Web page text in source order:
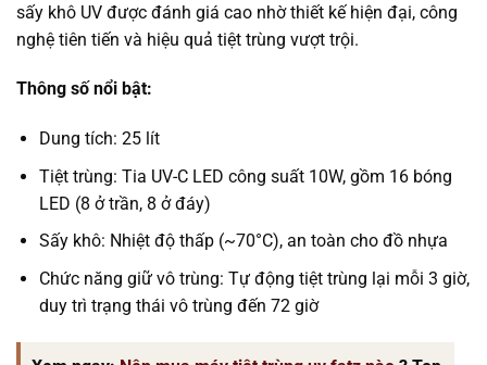
sấy khô UV được đánh giá cao nhờ thiết kế hiện đại, công
nghệ tiên tiến và hiệu quả tiệt trùng vượt trội.
Thông số nổi bật:
Dung tích: 25 lít
Tiệt trùng: Tia UV-C LED công suất 10W, gồm 16 bóng
LED (8 ở trần, 8 ở đáy)
Sấy khô: Nhiệt độ thấp (~70°C), an toàn cho đồ nhựa
Chức năng giữ vô trùng: Tự động tiệt trùng lại mỗi 3 giờ,
duy trì trạng thái vô trùng đến 72 giờ